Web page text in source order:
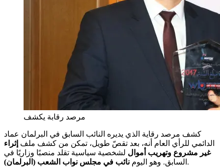
مرصد رقابة يكشف
كشف مرصد رقاية الذي يديره النائب السابق في البرلمان عماد
الدائمي للرأي العام أنه، بعد تقصّ طويل، تمكن من كشف ملف إثراء
غير مشروع وتهريب أموال لشخصية سياسية تقلد منصبًا وزاريًا في
السابق. وهو اليوم نائب في مجلس نواب الشعب (البرلمان) .